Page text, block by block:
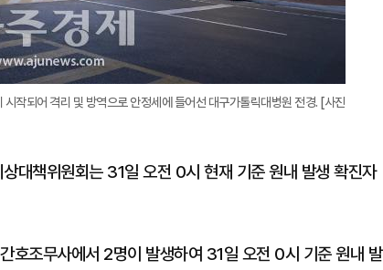
작되어 격리 및 방역으로 안정세에 들어선 대구가톨릭대병원 전경. [사진
대책위원회는 31일 오전 0시 현재 기준 원내 발생 확진자
호조무사에서 2명이 발생하여 31일 오전 0시 기준 원내 발